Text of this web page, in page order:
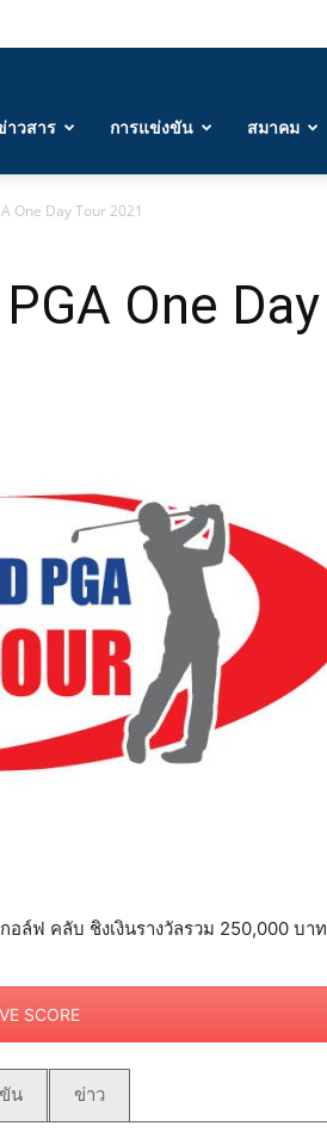
าวสาร การแข่งขัน สมาคม
One Day Tour 2021
One
ฟ คลับ ชิงเงินรางวัลรวม 250,000 บาท
SCORE
น ข่าว